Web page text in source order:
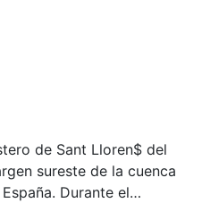
de Sant Lloren$ del
sureste de la cuenca
Durante el